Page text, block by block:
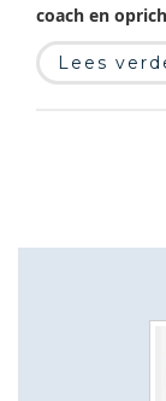
coach en
Lees